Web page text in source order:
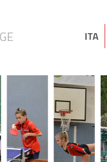
ITA